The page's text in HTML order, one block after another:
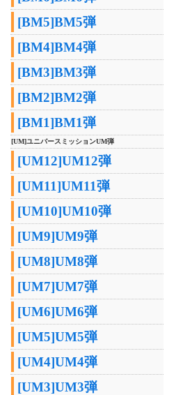
[BM5]BM5弾
[BM4]BM4弾
[BM3]BM3弾
[BM2]BM2弾
[BM1]BM1弾
[UM]ユニバースミッションUM弾
[UM12]UM12弾
[UM11]UM11弾
[UM10]UM10弾
[UM9]UM9弾
[UM8]UM8弾
[UM7]UM7弾
[UM6]UM6弾
[UM5]UM5弾
[UM4]UM4弾
[UM3]UM3弾